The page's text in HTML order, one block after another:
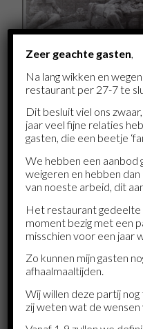
Deel dit stuk
Zeer geachte gasten,
Na lang wikken en
restaurant per 27-7 te
Dit besluit viel ons
jaar veel fijne relaties
gasten, die een beetje
We hebben een aanbod
weigeren en hebben
van noeste arbeid, dit
Het restaurant gedeelte
moment bezig met een
misschien voor een jaar
Zo kunnen mijn gasten
afhaalmaaltijden.
Wij willen deze partij
zij weten wat de wensen